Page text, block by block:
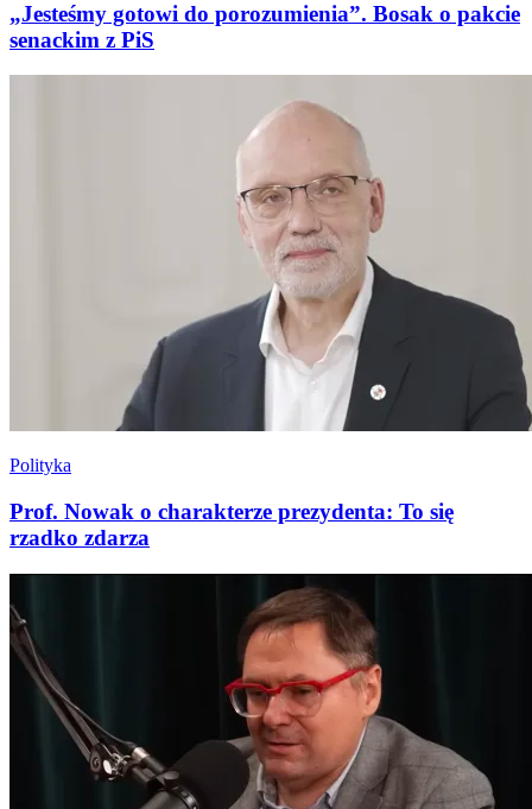
„Jesteśmy gotowi do porozumienia”. Bosak o pakcie
senackim z PiS
Polityka
Prof. Nowak o charakterze prezydenta: To się
rzadko zdarza